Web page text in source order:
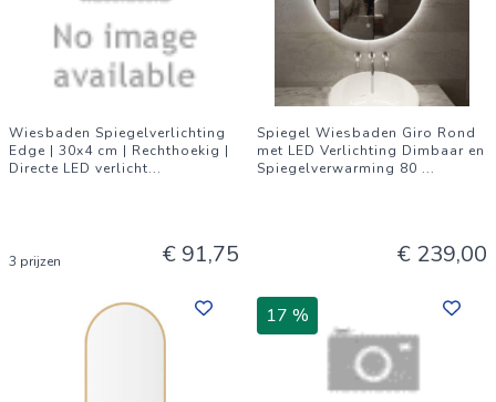
Wiesbaden Spiegelverlichting
Edge | 30x4 cm | Rechthoekig |
Directe LED verlicht...
3 prijzen € 91,75
Spiegel Wiesbaden Giro Rond
met LED Verlichting Dimbaar en
Spiegelverwarming 80 ...
€ 239,00
17 %